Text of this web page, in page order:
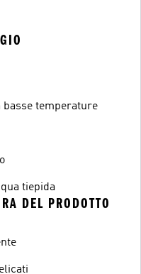
temperature
tiepida
DEL PRODOTTO